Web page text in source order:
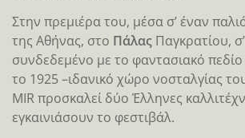
Στην πρεμιέρα του, μέσα σ’ έναν
της Αθήνας, στο Πάλας Παγκρατίου,
συνδεδεμένο με το φαντασιακό
το 1925 –ιδανικό χώρο νοσταλγίας
MIR προσκαλεί δύο Έλληνες
εγκαινιάσουν το φεστιβάλ.